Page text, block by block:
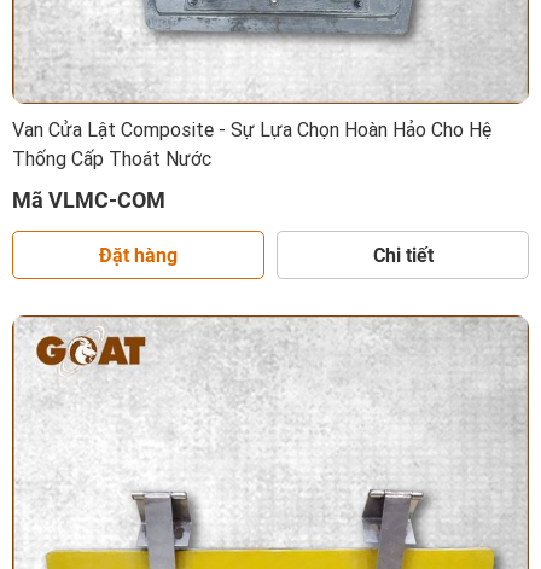
Van Cửa Lật Composite - Sự Lựa Chọn Hoàn Hảo Cho Hệ
Thống Cấp Thoát Nước
Mã VLMC-COM
Đặt hàng Chi tiết